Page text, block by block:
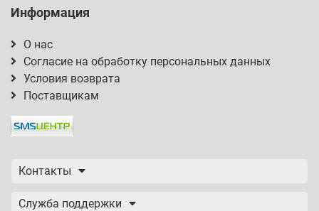
Информация
О нас
Согласие на обработку персональных данных
Условия возврата
Поставщикам
Контакты
Служба поддержки